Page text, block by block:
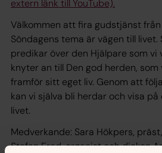
extern länk till YouTube).
Välkommen att fira gudstjänst
Söndagens tema är vägen till livet.
predikar över den Hjälpare som vi
knyter an till Den god herden,
framför sitt eget liv. Genom att
kan vi själva bli herdar och visa på
livet.
Medverkande: Sara Hökpers,
Stefan Fred, organist och diakon